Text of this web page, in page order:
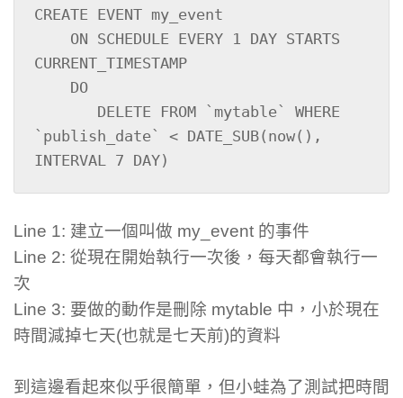
CREATE EVENT my_event
CURRENT_TIMESTAMP
DO
`publish_date` < DATE_SUB(now(),
INTERVAL 7 DAY)
Line 1: 建立一個叫做 my_event 的事件
Line 2: 從現在開始執行一次後，每天都會執行一
次
Line 3: 要做的動作是刪除 mytable 中，小於現在
時間減掉七天(也就是七天前)的資料
到這邊看起來似乎很簡單，但小蛙為了測試把時間